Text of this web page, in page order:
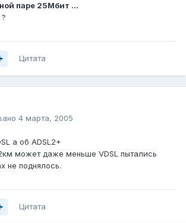
паре 25Мбит ...
Цитата
4 марта, 2005
а об ADSL2+
может даже меньше VDSL пытались
не поднялось.
Цитата